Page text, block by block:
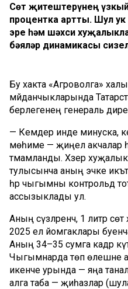
Сөт җитештерүнең
процентка артты. Шул
эре һәм шәхси
бәяләр динамикасы
Бу хакта «Агроволга»
мәйданчыкларында
берлегенең генераль
— Кемдер инде минуска,
мөһиме — җиңел акчалар
тәмамланды. Хәзер
тулысынча аның эчке
һәр чыгымны контрольдә
ассызыклады ул.
Аның сүзләренчә, 1 литр
2025 ел йомгаклары
Аның 34–35 сумга кадәр
Чыгымнарда төп өлешне
икенче урында — яңа
алга таба — җиһазлар